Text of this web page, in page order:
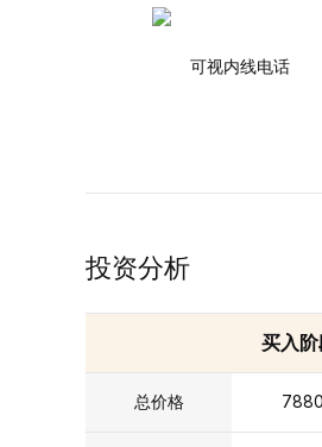
可视内线电话
投资分析
买入
总价格 7880